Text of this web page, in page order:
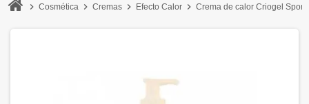
chevron_right Cosmética chevron_right Cremas chevron_right Efecto Calor chevron_right Crema de calor Criogel Sport